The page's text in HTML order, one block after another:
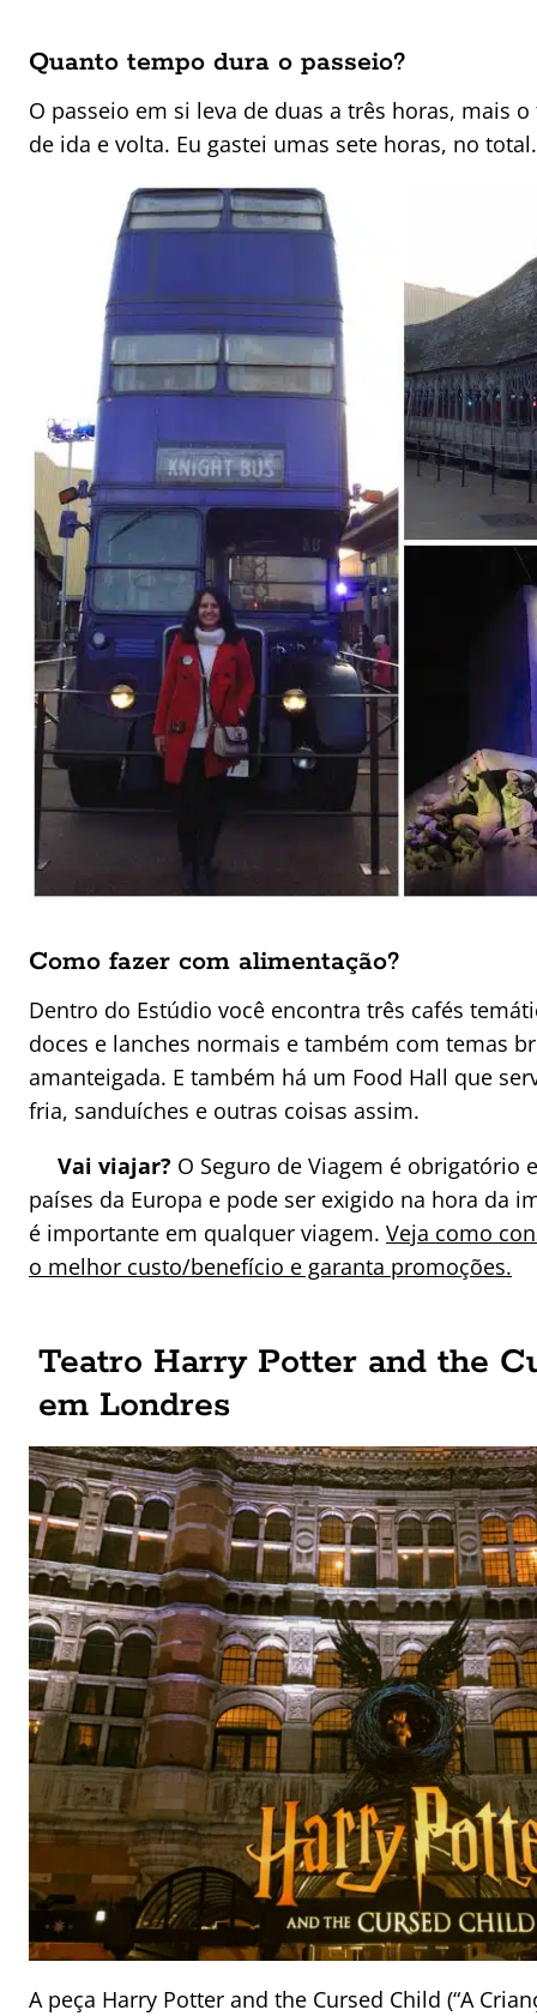
Quanto tempo dura o passeio?
O passeio em si leva de duas a três horas, mais
de ida e volta. Eu gastei umas sete horas, no total.
Como fazer com alimentação?
Dentro do Estúdio você encontra três cafés
doces e lanches normais e também com temas
amanteigada. E também há um Food Hall que
fria, sanduíches e outras coisas assim.
Vai viajar? O Seguro de Viagem é obrigatório
países da Europa e pode ser exigido na hora da
é importante em qualquer viagem. Veja como
o melhor custo/benefício e garanta promoções.
Teatro Harry Potter and the
em Londres
A peça Harry Potter and the Cursed Child (“A